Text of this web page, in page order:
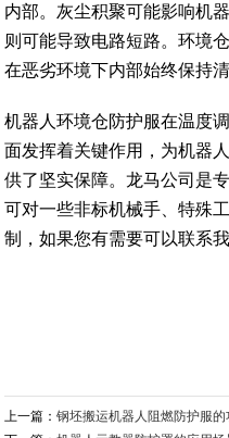
内部。灰尘积聚可能影响机
则可能导致电路短路。环境
在恶劣环境下内部始终保持
机器人环境仓防护服在温度
面发挥着关键作用，为机器
供了坚实保障。龙马公司是
可对一些非标机械手、特殊
制，如果您有需要可以联系我
上一篇：钢坯搬运机器人阻燃防护服的